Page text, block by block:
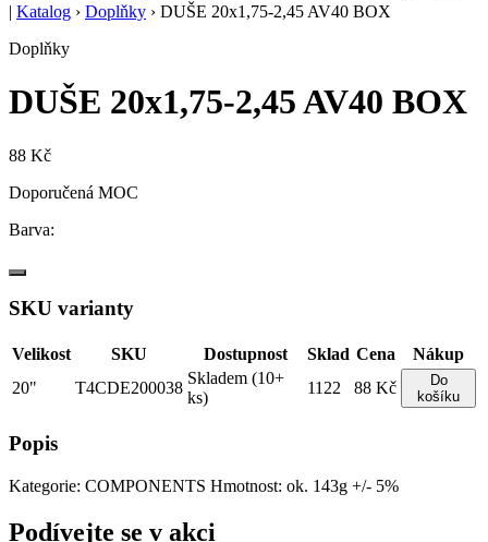
| Katalog › Doplňky › DUŠE 20x1,75-2,45 AV40 BOX
Doplňky
DUŠE 20x1,75-2,45 AV40 BOX
88 Kč
Doporučená MOC
Barva:
SKU varianty
Velikost SKU Dostupnost Sklad Cena
Nákup
20"
T4CDE200038
Skladem (10+
ks)
1122 88 Kč
Do
košíku
Popis
Kategorie: COMPONENTS Hmotnost: ok. 143g +/- 5%
Podívejte se v akci